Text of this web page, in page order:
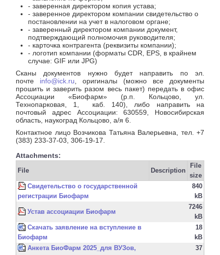
- заверенная директором копия устава;
- заверенное директором компании свидетельство о
постановлении на учет в налоговом органе;
- заверенный директором компании документ,
подтверждающий полномочия руководителя;
- карточка контрагента (реквизиты компании);
- логотип компании (форматы CDR, EPS, в крайнем
случае: GIF или JPG)
Сканы документов нужно будет направить по эл.
почте info@ick.ru , оригиналы (можно все документы
прошить и заверить разом весь пакет) передать в офис
Ассоциации «Биофарм» (р.п. Кольцово, ул.
Технопарковая, 1, каб. 140), либо направить на
почтовый адрес Ассоциации: 630559, Новосибирская
область, наукоград Кольцово, а/я 6.
Контактное лицо Возчикова Татьяна Валерьевна, тел. +7
(383) 233-37-03, 306-19-17.
Attachments:
File Description
File
size
Свидетельство о государственной
регистрации Биофарм
840
kB
Устав ассоциации Биофарм
7246
kB
Скачать заявление на вступление в
Биофарм
18
kB
Анкета БиоФарм 2025_для ВУЗов,
37